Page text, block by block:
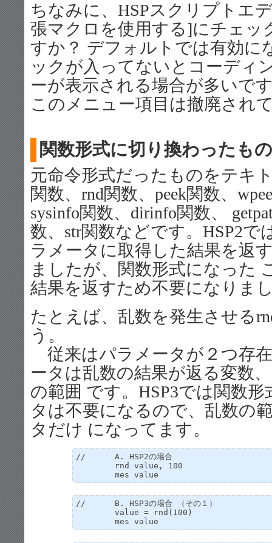
ちなみに、HSPスクリプトエ
張マクロを使用する]にチェッ
すか？ デフォルトでは有効に
ックが入ってないとコーディ
ーが表示される場合が多いで
このメニュー項目は撤廃され
関数形式に切り換わったもの
元命令形式だったものをテキ
関数、rnd関数、peek関数、
sysinfo関数、dirinfo関数、
数、str関数などです。HSP2
ラメータに取得した結果を返
ましたが、関数形式になった
結果を返すため不要になりま
たとえば、乱数を発生させる
う。
従来はパラメータが２つ存
ータは乱数の結果が返る変数
の範囲 です。HSP3では関数
タは不要になるので、乱数の
タだけ になってます。
//	A. HSP2の場合
//	B. HSP3の場合 （その１）